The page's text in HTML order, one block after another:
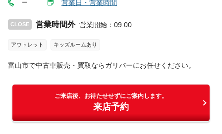
ー 営業日・営業時間
CLOSE 営業時間外 営業開始 ： 09:00
アウトレット キッズルームあり
富山市で中古車販売・買取ならガリバーにお任せください。
ご来店後、お待たせせずにご案内します。
来店予約